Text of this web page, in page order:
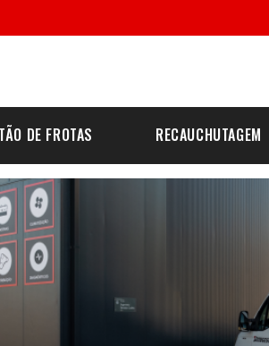
DE FROTAS RECAUCHUTAGEM